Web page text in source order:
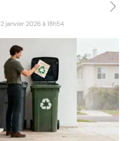
janvier 2026 à 18h54